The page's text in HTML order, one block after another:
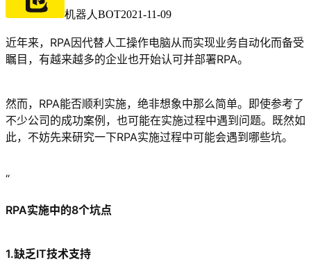
机器人BOT2021-11-09
近年来，RPA因代替人工操作电脑从而实现业务自动化而备受
瞩目，有越来越多的企业也开始认可并部署RPA。
然而，RPA能否顺利实施，绝非想象中那么简单。即使参考了
不少公司的成功案例，也可能在实施过程中遇到问题。既然如
此，不妨先来研究一下RPA实施过程中可能会遇到哪些坑。
“
RPA实施中的8个坑点
1.缺乏IT技术支持